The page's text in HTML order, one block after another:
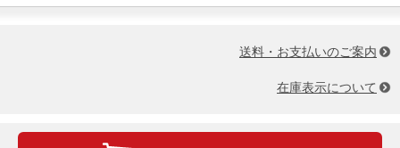
送料・お支払いのご案内
在庫表示について